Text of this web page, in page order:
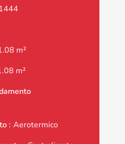
m²
m²
Aerotermico